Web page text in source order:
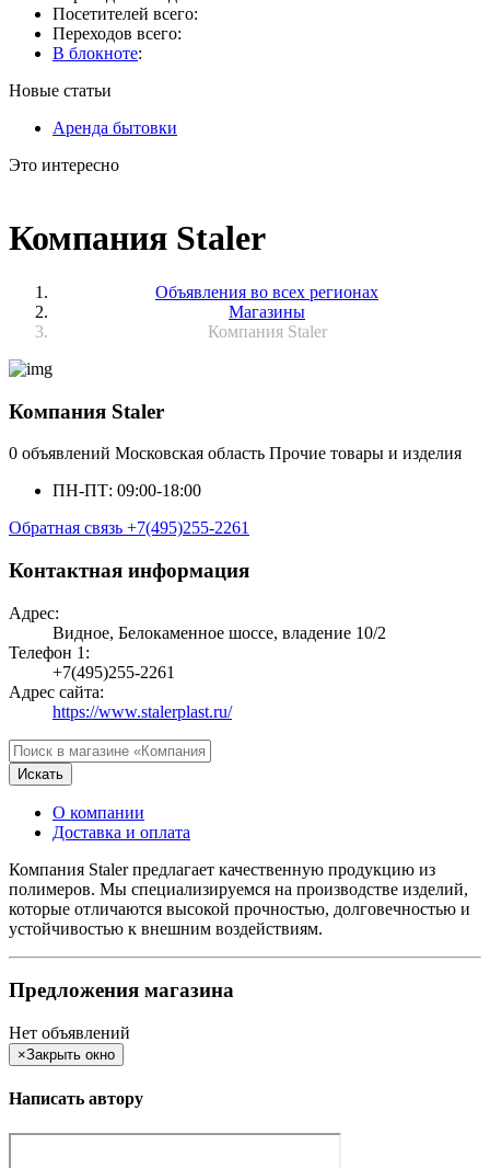
Посетителей всего:
Переходов всего:
В блокноте:
Новые статьи
Аренда бытовки
Это интересно
Компания Staler
Объявления во всех регионах
Магазины
Компания Staler
Компания Staler
0 объявлений Московская область Прочие товары и изделия
ПН-ПТ: 09:00-18:00
Обратная связь +7(495)255-2261
Контактная информация
Адрес:
Видное, Белокаменное шоссе, владение 10/2
Телефон 1:
+7(495)255-2261
Адрес сайта:
https://www.stalerplast.ru/
Искать
О компании
Доставка и оплата
Компания Staler предлагает качественную продукцию из
полимеров. Мы специализируемся на производстве изделий,
которые отличаются высокой прочностью, долговечностью и
устойчивостью к внешним воздействиям.
Предложения магазина
Нет объявлений
×Закрыть окно
Написать автору